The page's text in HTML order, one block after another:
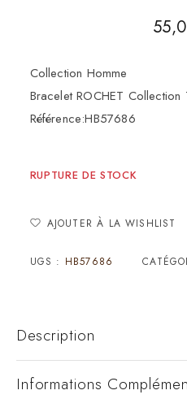
Collection Homme
Bracelet ROCHET Collection
Référence:HB57686
RUPTURE DE STOCK
AJOUTER À LA WISHLIST
UGS : HB57686
Description
Informations